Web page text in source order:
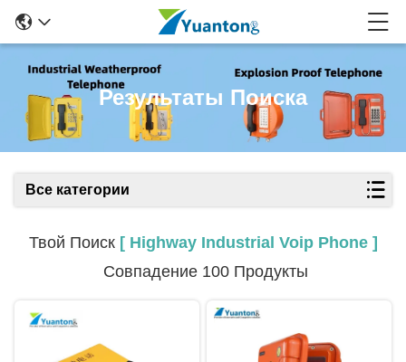
Результаты Поиска
Все категории
Твой Поиск [ Highway Industrial Voip Phone ]
Совпадение 100 Продукты